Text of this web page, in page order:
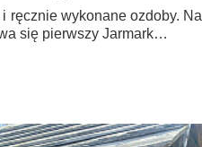
ręcznie wykonane ozdoby. Na
się pierwszy Jarmark…